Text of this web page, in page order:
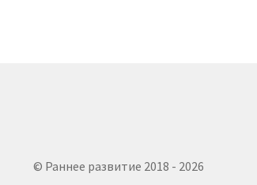
© Раннее развитие 2018 - 2026